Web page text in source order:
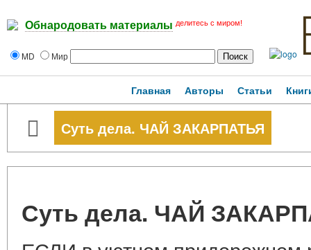
Обнародовать материалы делитесь с миром!
MD Мир
Главная Авторы Статьи
Суть дела. ЧАЙ ЗАКАРПАТЬЯ
Суть дела. ЧАЙ